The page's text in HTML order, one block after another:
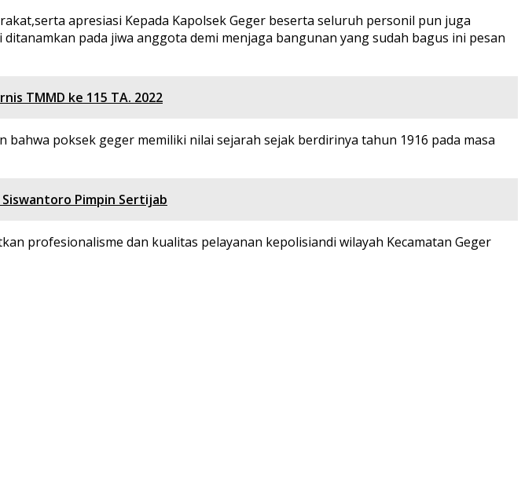
apresiasi Kepada Kapolsek Geger beserta seluruh personil pun juga
pada jiwa anggota demi menjaga bangunan yang sudah bagus ini pesan
TMMD ke 115 TA. 2022
bahwa poksek geger memiliki nilai sejarah sejak berdirinya tahun 1916 pada masa
Pimpin Sertijab
profesionalisme dan kualitas pelayanan kepolisiandi wilayah Kecamatan Geger